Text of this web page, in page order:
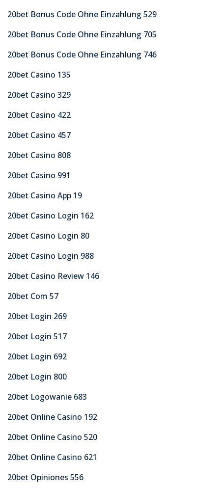
20bet Bonus Code Ohne Einzahlung 529
20bet Bonus Code Ohne Einzahlung 705
20bet Bonus Code Ohne Einzahlung 746
20bet Casino 135
20bet Casino 329
20bet Casino 422
20bet Casino 457
20bet Casino 808
20bet Casino 991
20bet Casino App 19
20bet Casino Login 162
20bet Casino Login 80
20bet Casino Login 988
20bet Casino Review 146
20bet Com 57
20bet Login 269
20bet Login 517
20bet Login 692
20bet Login 800
20bet Logowanie 683
20bet Online Casino 192
20bet Online Casino 520
20bet Online Casino 621
20bet Opiniones 556